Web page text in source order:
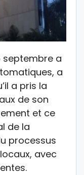
septembre a
a
a pris la
de son
et ce
de la
processus
avec